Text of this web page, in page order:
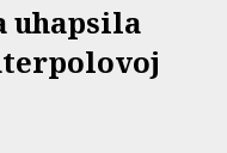
uhapsila